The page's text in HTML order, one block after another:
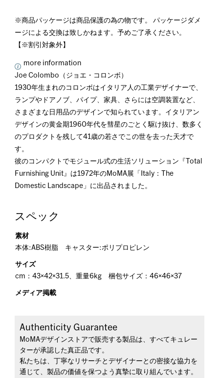
※商品パッケージは商品保護の為の物です。 パッケージダメ
ージによる交換は致しかねます。予めご了承ください。
【※割引対象外】
more information
Joe Colombo（ジョエ・コロンボ）
1930年生まれのコロンボはイタリア人の工業デザイナーで、
ランプやドアノブ、パイプ、家具、さらには空調装置など、
さまざまな日用品のデザインで知られています。イタリアン
デザインの黄金期1960年代を彗星のごとく駆け抜け、数多く
のプロダクトを残して41歳の若さでこの世を去った天才で
す。
彼のコンパクトでモジュール式の生活ソリューション『Total
Furnishing Unit』は1972年のMoMA展「Italy：The
Domestic Landscape」に出品されました。
スペック
素材
本体:ABS樹脂 キャスター:ポリプロピレン
サイズ
cm：43×42×31.5、重量6kg 梱包サイズ：46×46×37
メディア掲載
Authenticity Guarantee
MoMAデザインストアで販売する製品は、すべてキュレー
ターが承認した真正品です。
私たちは、丁寧なリサーチとデザイナーとの密接な協力を
通じて、製品の価値を保つよう真摯に取り組んでいます。